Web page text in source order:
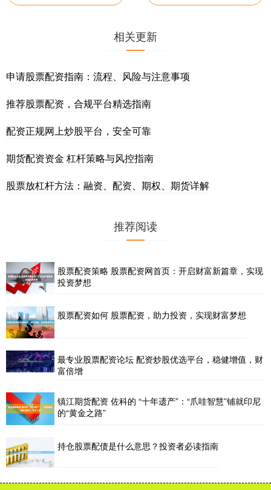
相关更新
申请股票配资指南：流程、风险与注意事项
推荐股票配资，合规平台精选指南
配资正规网上炒股平台，安全可靠
期货配资资金 杠杆策略与风控指南
股票放杠杆方法：融资、配资、期权、期货详解
推荐阅读
股票配资策略 股票配资网首页：开启财富新篇章，实现
投资梦想
股票配资如何 股票配资，助力投资，实现财富梦想
最专业股票配资论坛 配资炒股优选平台，稳健增值，财
富倍增
镇江期货配资 佐科的 “十年遗产”：“爪哇智慧”铺就印尼
的“黄金之路”
持仓股票配债是什么意思？投资者必读指南